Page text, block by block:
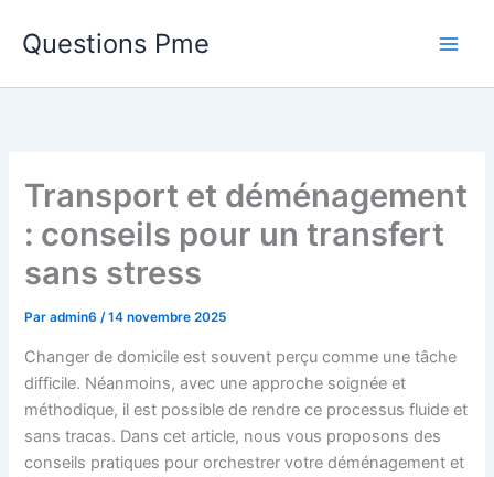
Questions Pme
Transport et déménagement
: conseils pour un transfert
sans stress
Paradmin6/14 novembre 2025
Changer de domicile est souvent perçu comme une tâche
difficile. Néanmoins, avec une approche soignée et
méthodique, il est possible de rendre ce processus fluide et
sans tracas. Dans cet article, nous vous proposons des
conseils pratiques pour orchestrer votre déménagement et